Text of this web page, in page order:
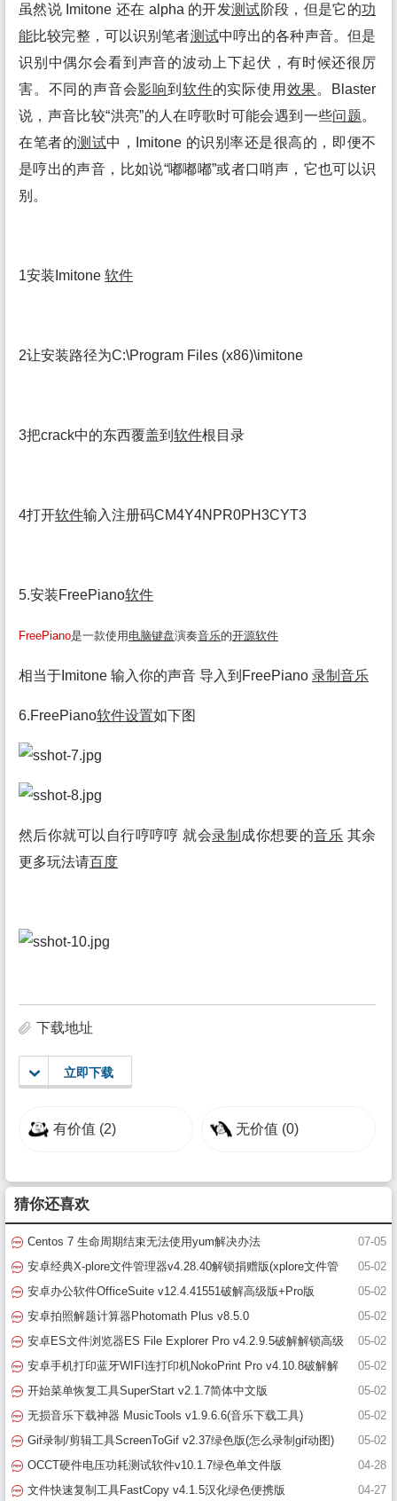
虽然说 Imitone 还在 alpha 的开发测试阶段，但是它的功
能比较完整，可以识别笔者测试中哼出的各种声音。但是
识别中偶尔会看到声音的波动上下起伏，有时候还很厉
害。不同的声音会影响到 软件的实际使用 效果。Blaster
说，声音比较“洪亮”的人在哼歌时可能会遇到一些问题。
在笔者的测试中，Imitone 的识别率还是很高的，即便不
是哼出的声音，比如说“嘟嘟嘟”或者口哨声，它也可以识
别。
1安装Imitone 软件
2让安装路径为C:\Program Files (x86)\imitone
3把crack中的东西覆盖到 软件根目录
4打开软件输入注册码CM4Y4NPR0PH3CYT3
5.安装FreePiano软件
FreePiano是一款使用 电脑键盘演奏音乐的开源软件
相当于Imitone 输入你的声音 导入到FreePiano 录制 音乐
6.FreePiano软件设置如下图
然后你就可以自行哼哼哼 就会录制 成你想要的音乐 其余
更多玩法请百度
下载地址
立即下载
有价值 (2) 无价值 (0)
猜你还喜欢
07-05
Centos 7 生命周期结束无法使用yum解决办法
05-02
安卓经典X-plore文件管理器v4.28.40解锁捐赠版(xplore文件管
理器破解版)
05-02
安卓办公软件OfficeSuite v12.4.41551破解高级版+Pro版
05-02
安卓拍照解题计算器Photomath Plus v8.5.0
05-02
安卓ES文件浏览器ES File Explorer Pro v4.2.9.5破解解锁高级
版(es文件浏览器)
05-02
安卓手机打印蓝牙WIFI连打印机NokoPrint Pro v4.10.8破解解
锁高级版
05-02
开始菜单恢复工具SuperStart v2.1.7简体中文版
05-02
无损音乐下载神器 MusicTools v1.9.6.6(音乐下载工具)
05-02
Gif录制/剪辑工具ScreenToGif v2.37绿色版(怎么录制gif动图)
04-28
OCCT硬件电压功耗测试软件v10.1.7绿色单文件版
04-27
文件快速复制工具FastCopy v4.1.5汉化绿色便携版